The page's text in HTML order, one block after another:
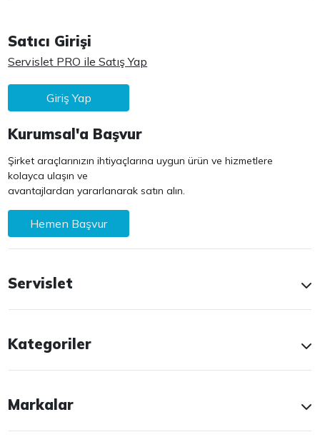
Satıcı Girişi
Servislet PRO ile Satış Yap
Giriş Yap
Kurumsal'a Başvur
Şirket araçlarınızın ihtiyaçlarına uygun ürün ve hizmetlere
kolayca ulaşın ve
avantajlardan yararlanarak satın alın.
Hemen Başvur
Servislet
Kategoriler
Markalar